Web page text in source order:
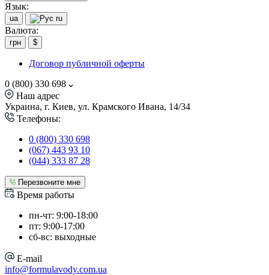
Язык:
ua ru
Валюта:
грн $
Договор публичной оферты
0 (800) 330 698
Наш адрес
Украина, г. Киев, ул. Крамского Ивана, 14/34
Телефоны:
0 (800) 330 698
(067) 443 93 10
(044) 333 87 28
Перезвоните мне
Время работы
пн-чт: 9:00-18:00
пт: 9:00-17:00
сб-вс: выходные
E-mail
info@formulavody.com.ua